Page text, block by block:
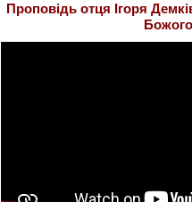
Проповідь отця Ігоря
Божого